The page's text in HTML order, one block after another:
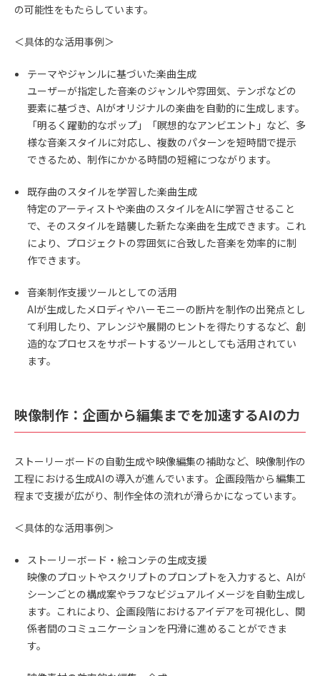
の可能性をもたらしています。
＜具体的な活用事例＞
テーマやジャンルに基づいた楽曲生成
ユーザーが指定した音楽のジャンルや雰囲気、テンポなどの
要素に基づき、AIがオリジナルの楽曲を自動的に生成します。
「明るく躍動的なポップ」「瞑想的なアンビエント」など、多
様な音楽スタイルに対応し、複数のパターンを短時間で提示
できるため、制作にかかる時間の短縮につながります。
既存曲のスタイルを学習した楽曲生成
特定のアーティストや楽曲のスタイルをAIに学習させること
で、そのスタイルを踏襲した新たな楽曲を生成できます。これ
により、プロジェクトの雰囲気に合致した音楽を効率的に制
作できます。
音楽制作支援ツールとしての活用
AIが生成したメロディやハーモニーの断片を制作の出発点とし
て利用したり、アレンジや展開のヒントを得たりするなど、創
造的なプロセスをサポートするツールとしても活用されてい
ます。
映像制作：企画から編集までを加速するAIの力
ストーリーボードの自動生成や映像編集の補助など、映像制作の
工程における生成AIの導入が進んでいます。企画段階から編集工
程まで支援が広がり、制作全体の流れが滑らかになっています。
＜具体的な活用事例＞
ストーリーボード・絵コンテの生成支援
映像のプロットやスクリプトのプロンプトを入力すると、AIが
シーンごとの構成案やラフなビジュアルイメージを自動生成し
ます。これにより、企画段階におけるアイデアを可視化し、関
係者間のコミュニケーションを円滑に進めることができま
す。